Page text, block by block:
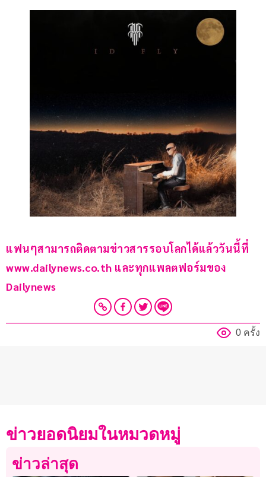
แฟนๆสามารถติดตามข่าวสารรอบโลกได้แล้ววันนี้ที่
www.dailynews.co.th และทุกแพลตฟอร์มของ
Dailynews
0 ครั้ง
ข่าวยอดนิยมในหมวดหมู่
ข่าวล่าสุด